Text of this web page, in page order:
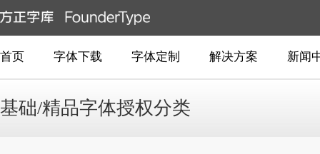
首页 字体下载 字体定制 解决方案 新闻
基础/精品字体授权分类